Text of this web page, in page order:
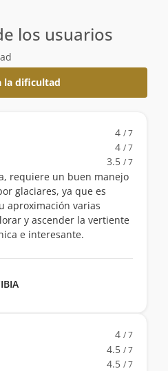
los usuarios
la dificultad
4 / 7
4 / 7
3.5 / 7
requiere un buen manejo
glaciares, ya que es
aproximación varias
y ascender la vertiente
e interesante.
4 / 7
4.5 / 7
4.5 / 7